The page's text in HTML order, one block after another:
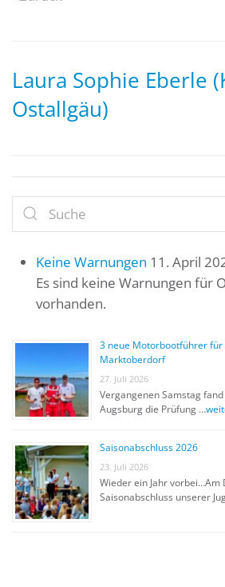
Laura Sophie Eberle
Ostallgäu)
Keine Warnungen 11. April
Es sind keine Warnungen für
vorhanden.
3 neue Motorbootführer für
Marktoberdorf
27. Juli 2026
Vergangenen Samstag
Augsburg die Prüfung …
Saisonabschluss 2026
23. Juli 2026
Wieder ein Jahr vorbei…Am
Saisonabschluss unserer